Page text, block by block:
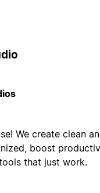
We create clean
boost
that just work.